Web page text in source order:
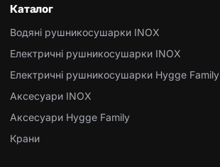
Каталог
Водяні рушникосушарки INOX
Електричні рушникосушарки INOX
Електричні рушникосушарки Hygge Family
Аксесуари INOX
Аксесуари Hygge Family
Крани